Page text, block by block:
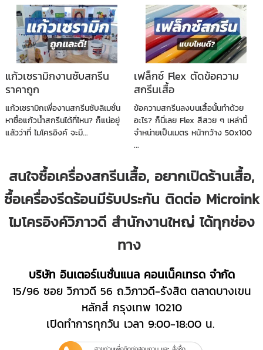
แก้วเซรามิกงานซับสกรีน
ราคาถูก
แก้วเซรามิกเพื่องานสกรีนซับลิเมชั่น
หาซื้อแก้วน้ำสกรีนได้ที่ไหน? ก็แน่อยู่
แล้วว่าที่ ไมโครอิงค์ จะมี...
เฟล็กซ์ Flex ตัดข้อความ
สกรีนเสื้อ
ข้อความสกรีนลงบนเสื้อนั้นทำด้วย
อะไร? ก็นี่เลย Flex สีสวย ๆ เหล่านี้
จำหน่ายเป็นเมตร หน้ากว้าง 50x100
...
สนใจซื้อเครื่องสกรีนเสื้อ, อยากเปิดร้านเสื้อ,
ซื้อเครื่องรีดร้อนมีรับประกัน ติดต่อ Microink
ไมโครอิงค์วิภาวดี สำนักงานใหญ่ ได้ทุกช่อง
ทาง
บริษัท อินเตอร์เนชั่นแนล คอนเน็คเทรด จำกัด
15/96 ซอย วิภาวดี 56 ถ.วิภาวดี-รังสิต ตลาดบางเขน
หลักสี่ กรุงเทพ 10210
เปิดทำการทุกวัน เวลา 9:00-18:00 น.